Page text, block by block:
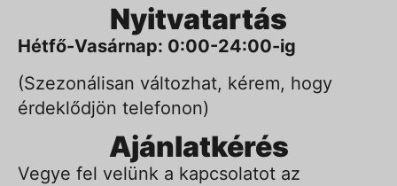
Nyitvatartás
Hétfő-Vasárnap: 0:00-24:00-ig
(Szezonálisan változhat, kérem, hogy
érdeklődjön telefonon)
Ajánlatkérés
Vegye fel velünk a kapcsolatot az